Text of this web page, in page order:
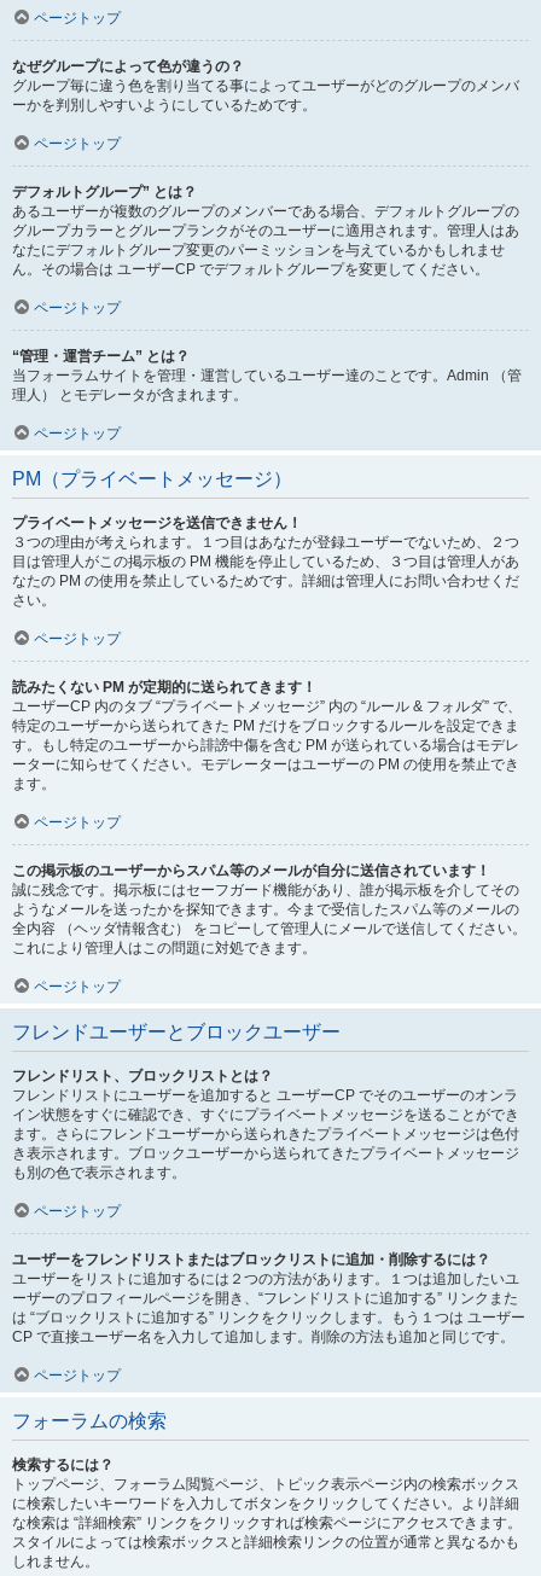
ページトップ
なぜグループによって色が違うの？
グループ毎に違う色を割り当てる事によってユーザーがどのグループのメンバ
ーかを判別しやすいようにしているためです。
ページトップ
デフォルトグループ” とは？
あるユーザーが複数のグループのメンバーである場合、デフォルトグループの
グループカラーとグループランクがそのユーザーに適用されます。管理人はあ
なたにデフォルトグループ変更のパーミッションを与えているかもしれませ
ん。その場合は ユーザーCP でデフォルトグループを変更してください。
ページトップ
“管理・運営チーム” とは？
当フォーラムサイトを管理・運営しているユーザー達のことです。Admin （管
理人） とモデレータが含まれます。
ページトップ
PM（プライベートメッセージ）
プライベートメッセージを送信できません！
３つの理由が考えられます。１つ目はあなたが登録ユーザーでないため、２つ
目は管理人がこの掲示板の PM 機能を停止しているため、３つ目は管理人があ
なたの PM の使用を禁止しているためです。詳細は管理人にお問い合わせくだ
さい。
ページトップ
読みたくない PM が定期的に送られてきます！
ユーザーCP 内のタブ “プライベートメッセージ” 内の “ルール & フォルダ” で、
特定のユーザーから送られてきた PM だけをブロックするルールを設定できま
す。もし特定のユーザーから誹謗中傷を含む PM が送られている場合はモデレ
ーターに知らせてください。モデレーターはユーザーの PM の使用を禁止でき
ます。
ページトップ
この掲示板のユーザーからスパム等のメールが自分に送信されています！
誠に残念です。掲示板にはセーフガード機能があり、誰が掲示板を介してその
ようなメールを送ったかを探知できます。今まで受信したスパム等のメールの
全内容 （ヘッダ情報含む） をコピーして管理人にメールで送信してください。
これにより管理人はこの問題に対処できます。
ページトップ
フレンドユーザーとブロックユーザー
フレンドリスト、ブロックリストとは？
フレンドリストにユーザーを追加すると ユーザーCP でそのユーザーのオンラ
イン状態をすぐに確認でき、すぐにプライベートメッセージを送ることができ
ます。さらにフレンドユーザーから送られきたプライベートメッセージは色付
き表示されます。ブロックユーザーから送られてきたプライベートメッセージ
も別の色で表示されます。
ページトップ
ユーザーをフレンドリストまたはブロックリストに追加・削除するには？
ユーザーをリストに追加するには２つの方法があります。１つは追加したいユ
ーザーのプロフィールページを開き、“フレンドリストに追加する” リンクまた
は “ブロックリストに追加する” リンクをクリックします。もう１つは ユーザー
CP で直接ユーザー名を入力して追加します。削除の方法も追加と同じです。
ページトップ
フォーラムの検索
検索するには？
トップページ、フォーラム閲覧ページ、トピック表示ページ内の検索ボックス
に検索したいキーワードを入力してボタンをクリックしてください。より詳細
な検索は “詳細検索” リンクをクリックすれば検索ページにアクセスできます。
スタイルによっては検索ボックスと詳細検索リンクの位置が通常と異なるかも
しれません。